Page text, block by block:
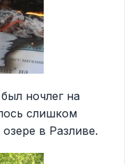
ночлег на
слишком
в Разливе.